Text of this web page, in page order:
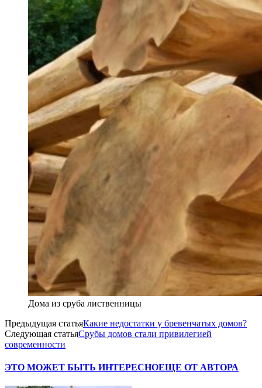
Дома из сруба лиственницы
Предыдущая статьяКакие недостатки у бревенчатых домов?
Следующая статьяСрубы домов стали привилегией
современности
ЭТО МОЖЕТ БЫТЬ ИНТЕРЕСНОЕЩЕ ОТ АВТОРА